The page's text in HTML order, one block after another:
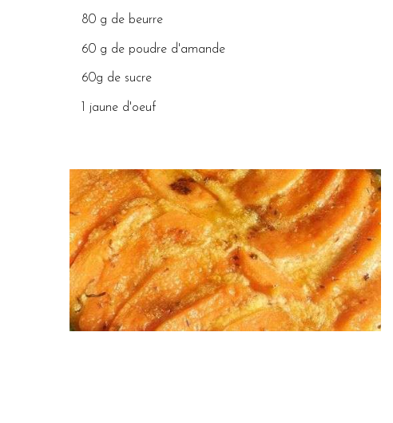
80 g de beurre
60 g de poudre d'amande
60g de sucre
1 jaune d'oeuf